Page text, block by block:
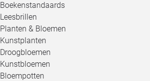
Boekenstandaards
Leesbrillen
Planten & Bloemen
Kunstplanten
Droogbloemen
Kunstbloemen
Bloempotten